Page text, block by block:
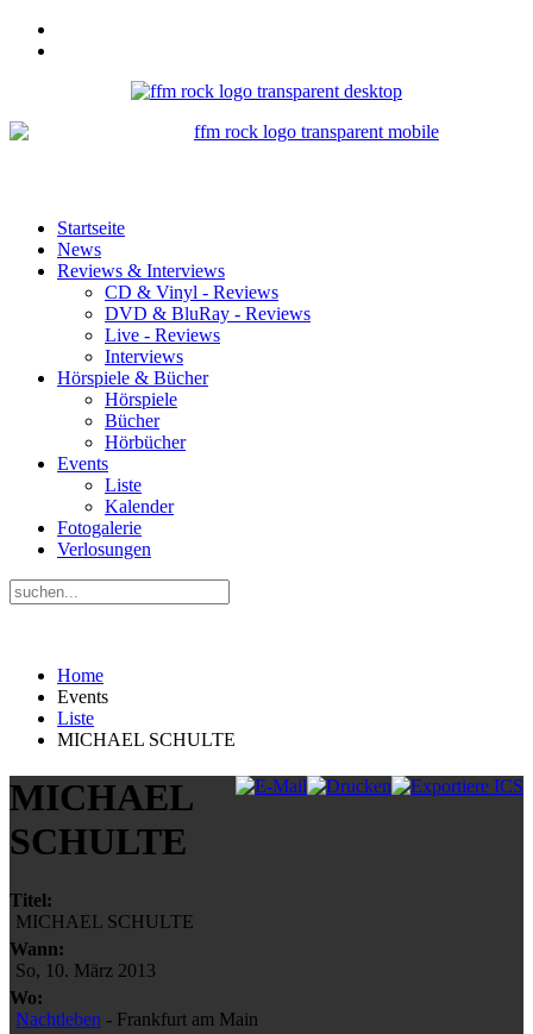
Startseite
News
Reviews & Interviews
CD & Vinyl - Reviews
DVD & BluRay - Reviews
Live - Reviews
Interviews
Hörspiele & Bücher
Hörspiele
Bücher
Hörbücher
Events
Liste
Kalender
Fotogalerie
Verlosungen
Home
Events
Liste
MICHAEL SCHULTE
MICHAEL
SCHULTE
Titel:
MICHAEL SCHULTE
Wann:
So, 10. März 2013
Wo:
Nachtleben - Frankfurt am Main